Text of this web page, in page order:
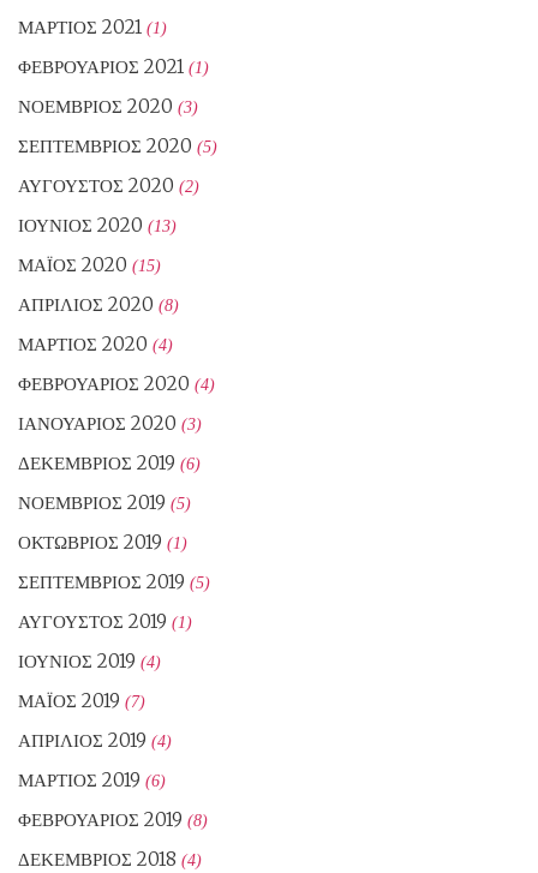
ΜΆΡΤΙΟΣ 2021 (1)
ΦΕΒΡΟΥΆΡΙΟΣ 2021 (1)
ΝΟΈΜΒΡΙΟΣ 2020 (3)
ΣΕΠΤΈΜΒΡΙΟΣ 2020 (5)
ΑΎΓΟΥΣΤΟΣ 2020 (2)
ΙΟΎΝΙΟΣ 2020 (13)
ΜΆΙΟΣ 2020 (15)
ΑΠΡΊΛΙΟΣ 2020 (8)
ΜΆΡΤΙΟΣ 2020 (4)
ΦΕΒΡΟΥΆΡΙΟΣ 2020 (4)
ΙΑΝΟΥΆΡΙΟΣ 2020 (3)
ΔΕΚΈΜΒΡΙΟΣ 2019 (6)
ΝΟΈΜΒΡΙΟΣ 2019 (5)
ΟΚΤΏΒΡΙΟΣ 2019 (1)
ΣΕΠΤΈΜΒΡΙΟΣ 2019 (5)
ΑΎΓΟΥΣΤΟΣ 2019 (1)
ΙΟΎΝΙΟΣ 2019 (4)
ΜΆΙΟΣ 2019 (7)
ΑΠΡΊΛΙΟΣ 2019 (4)
ΜΆΡΤΙΟΣ 2019 (6)
ΦΕΒΡΟΥΆΡΙΟΣ 2019 (8)
ΔΕΚΈΜΒΡΙΟΣ 2018 (4)